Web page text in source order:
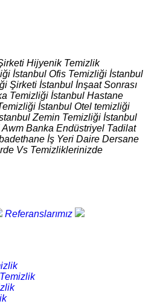
Hijyenik Temizlik
İstanbul Ofis Temizliği İstanbul
Şirketi İstanbul İnşaat Sonrası
Temizliği İstanbul Hastane
İstanbul Otel temizliği
Zemin Temizliği İstanbul
Banka Endüstriyel Tadilat
İş Yeri Daire Dersane
Vs Temizliklerinizde
Referanslarımız